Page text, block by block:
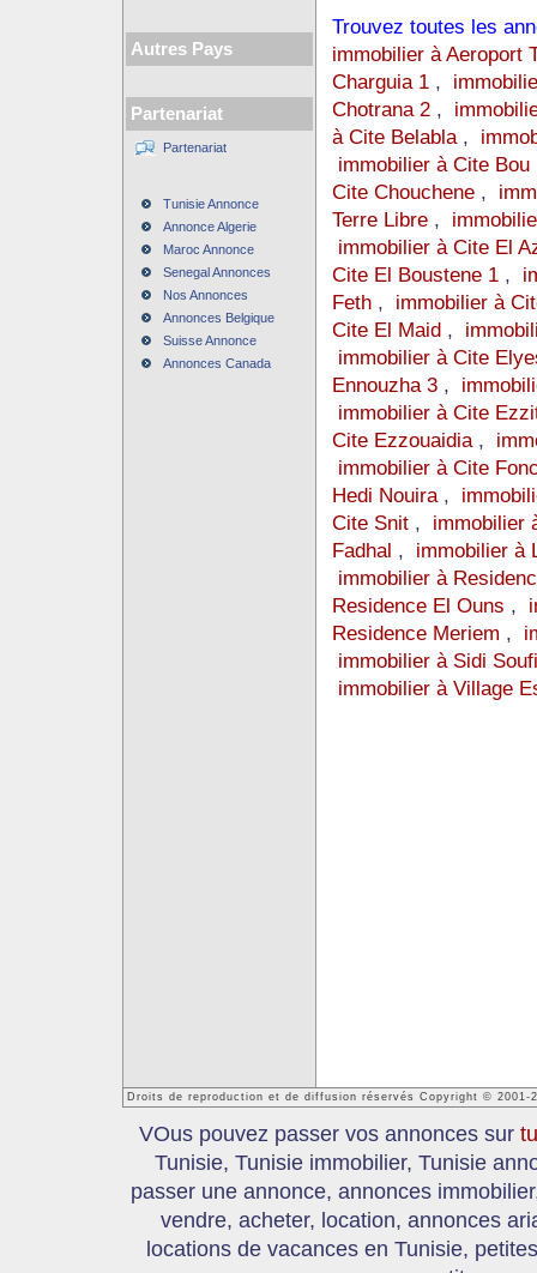
Autres Pays
Partenariat
Partenariat
Tunisie Annonce
Annonce Algerie
Maroc Annonce
Senegal Annonces
Nos Annonces
Annonces Belgique
Suisse Annonce
Annonces Canada
Trouvez toutes les
immobilier à Aeroport
Charguia 1,
Chotrana 2,
à Cite Belabla,
immobilier à Cite Bou
Cite Chouchene,
Terre Libre,
immobilier à Cite El
Cite El Boustene 1,
Feth, immobilier à
Cite El Maid,
immobilier à Cite
Ennouzha 3,
immobilier à Cite
Cite Ezzouaidia,
immobilier à Cite
Hedi Nouira,
Cite Snit, immobilier
Fadhal , immobilier à
immobilier à
Residence El Ouns ,
Residence Meriem ,
immobilier à Sidi
immobilier à Village
Droits de reproduction et de diffusion réservés Copyright © 2001-
VOus pouvez passer vos annonces sur
Tunisie, Tunisie immobilier, Tunisie
passer une annonce, annonces
vendre, acheter, location, annonces
locations de vacances en Tunisie,